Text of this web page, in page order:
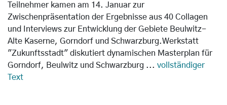
Teilnehmer kamen am 14. Januar zur
Zwischenpräsentation der Ergebnisse aus 40 Collagen
und Interviews zur Entwicklung der Gebiete Beulwitz-
Alte Kaserne, Gorndorf und Schwarzburg.Werkstatt
"Zukunftsstadt" diskutiert dynamischen Masterplan für
Gorndorf, Beulwitz und Schwarzburg ... vollständiger
Text